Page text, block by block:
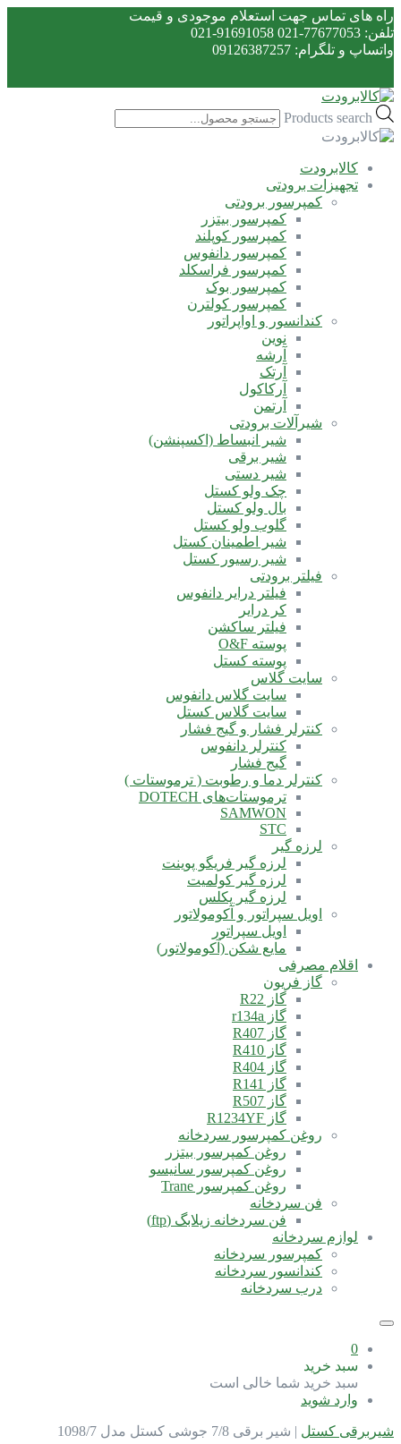
راه های تماس جهت استعلام موجودی و قیمت
تلفن: 77677053-021 91691058-021
واتساپ و تلگرام: 09126387257
Products search
کالابرودت
تجهیزات برودتی
کمپرسور برودتی
کمپرسور بیتزر
کمپرسور کوپلند
کمپرسور دانفوس
کمپرسور فراسکلد
کمپرسور بوک
کمپرسور کولترن
کندانسور و اواپراتور
نوین
آرشه
آرتک
آرکاکول
آرتمن
شیرآلات برودتی
شیر انبساط (اکسپنشن)
شیر برقی
شیر دستی
چک ولو کستل
بال ولو کستل
گلوب ولو کستل
شیر اطمینان کستل
شیر رسیور کستل
فیلتر برودتی
فیلتر درایر دانفوس
کر درایر
فیلتر ساکشن
پوسته O&F
پوسته کستل
سایت گلاس
سایت گلاس دانفوس
سایت گلاس کستل
کنترلر فشار و گیج فشار
کنترلر دانفوس
گیج فشار
کنترلر دما و رطوبت ( ترموستات )
ترموستات‌های DOTECH
SAMWON
STC
لرزه گیر
لرزه گیر فریگو پوینت
لرزه گیر کولمیت
لرزه گیر پکلس
اویل سپراتور و آکومولاتور
اویل سپراتور
مایع شکن (آکومولاتور)
اقلام مصرفی
گاز فریون
گاز R22
گاز r134a
گاز R407
گاز R410
گاز R404
گاز R141
گاز R507
گاز R1234YF
روغن کمپرسور سردخانه
روغن کمپرسور بیتزر
روغن کمپرسور سانیسو
روغن کمپرسور Trane
فن سردخانه
فن سردخانه زیلابگ (ftp)
لوازم سردخانه
کمپرسور سردخانه
کندانسور سردخانه
درب سردخانه
0
سبد خرید
سبد خرید شما خالی است
وارد شوید
شیربرقی کستل | شیر برقی 7/8 جوشی کستل مدل 1098/7